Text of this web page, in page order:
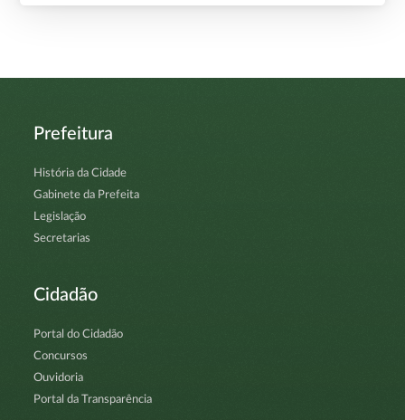
Prefeitura
História da Cidade
Gabinete da Prefeita
Legislação
Secretarias
Cidadão
Portal do Cidadão
Concursos
Ouvidoria
Portal da Transparência